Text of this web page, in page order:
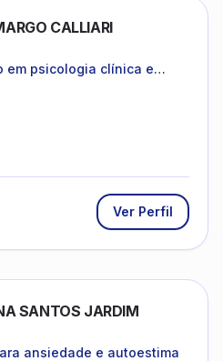
CALLIARI
em psicologia clínica e
Ver Perfil
SANTOS JARDIM
ansiedade e autoestima